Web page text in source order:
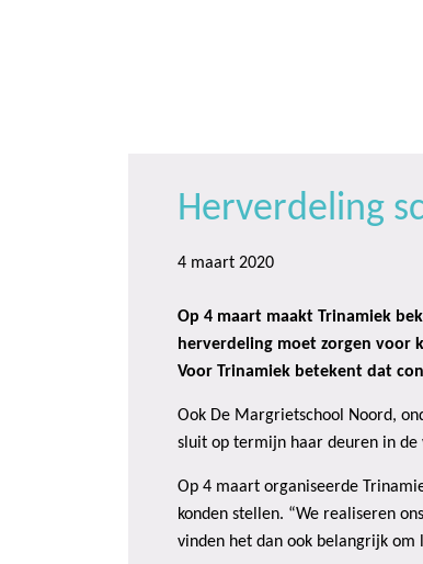
Herverdeling
4 maart 2020
Op 4 maart maakt Trinamiek
herverdeling moet zorgen voor
Voor Trinamiek betekent dat
Ook De Margrietschool Noord,
sluit op termijn haar deuren in de
Op 4 maart organiseerde
konden stellen. “We realiseren
vinden het dan ook belangrijk om